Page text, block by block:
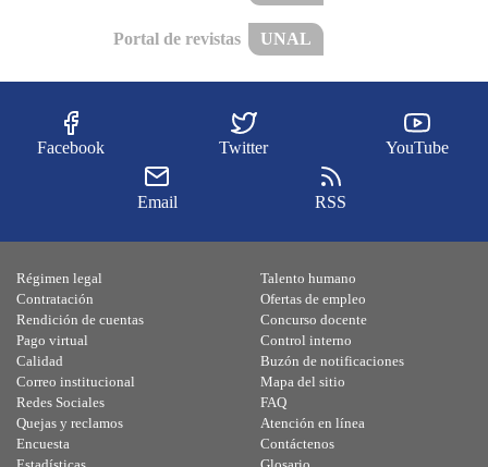
Portal de revistas UNAL
Facebook Twitter YouTube
Email RSS
Régimen legal
Contratación
Rendición de cuentas
Pago virtual
Calidad
Talento humano
Ofertas de empleo
Concurso docente
Control interno
Buzón de notificaciones
Correo institucional
Redes Sociales
Quejas y reclamos
Encuesta
Mapa del sitio
FAQ
Atención en línea
Contáctenos